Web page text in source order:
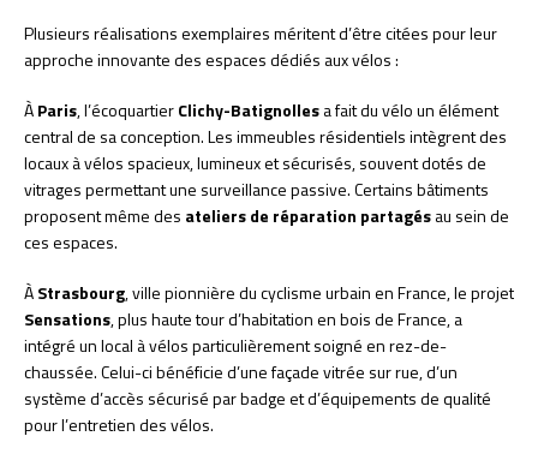
Plusieurs réalisations exemplaires méritent d’être citées pour leur
approche innovante des espaces dédiés aux vélos :
ÀParis, l’écoquartierClichy-Batignollesa fait du vélo un élément
central de sa conception. Les immeubles résidentiels intègrent des
locaux à vélos spacieux, lumineux et sécurisés, souvent dotés de
vitrages permettant une surveillance passive. Certains bâtiments
proposent même des ateliers de réparation partagésau sein de
ces espaces.
ÀStrasbourg, ville pionnière du cyclisme urbain en France, le projet
Sensations, plus haute tour d’habitation en bois de France, a
intégré un local à vélos particulièrement soigné en rez-de-
chaussée. Celui-ci bénéficie d’une façade vitrée sur rue, d’un
système d’accès sécurisé par badge et d’équipements de qualité
pour l’entretien des vélos.